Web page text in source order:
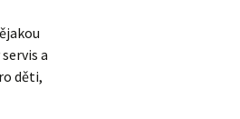
a
děti,